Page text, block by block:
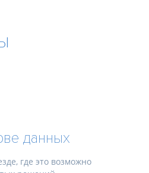
данных
где это возможно